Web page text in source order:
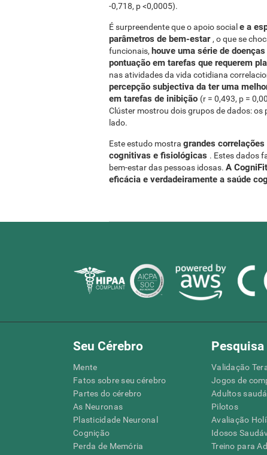
-0,718, p <0,0005).
É surpreendente que o apoio social e a
parâmetros de bem-estar , o que se
funcionais, houve uma série de
pontuação em tarefas que requerem
nas atividades da vida cotidiana
percepção subjectiva da ter uma
em tarefas de inibição (r = 0,493, p =
Clúster mostrou dois grupos de dados:
lado.
Este estudo mostra grandes
cognitivas e fisiológicas . Estes dados
bem-estar das pessoas idosas. A
eficácia e verdadeiramente a saúde
Seu Cérebro
Mente
Fatos sobre seu cérebro
Partes do cérebro
As Neuronas
Plasticidade Neuronal
Cognição
Perda de Memória
Pesquisa
Validação
Jogos de
Adultos
Pilotos
Avaliação
Idosos
Treino para